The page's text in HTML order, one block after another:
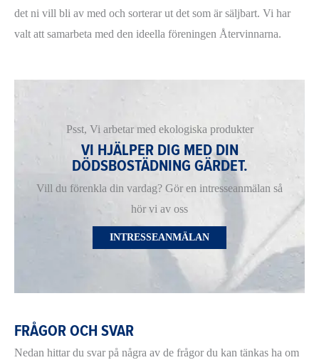
det ni vill bli av med och sorterar ut det som är säljbart. Vi har
valt att samarbeta med den ideella föreningen Återvinnarna.
Psst, Vi arbetar med ekologiska produkter
VI HJÄLPER DIG MED DIN
DÖDSBOSTÄDNING GÄRDET.
Vill du förenkla din vardag? Gör en intresseanmälan så
hör vi av oss
INTRESSEANMÄLAN
FRÅGOR OCH SVAR
Nedan hittar du svar på några av de frågor du kan tänkas ha om